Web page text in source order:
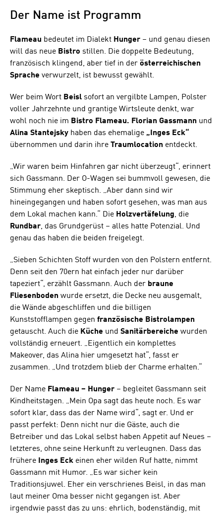
Der Name ist Programm
Flameau bedeutet im Dialekt Hunger – und genau diesen
will das neue Bistro stillen. Die doppelte Bedeutung,
französisch klingend, aber tief in der österreichischen
Sprache verwurzelt, ist bewusst gewählt.
Wer beim Wort Beisl sofort an vergilbte Lampen, Polster
voller Jahrzehnte und grantige Wirtsleute denkt, war
wohl noch nie im Bistro Flameau. Florian Gassmann und
Alina Stantejsky haben das ehemalige „Inges Eck“
übernommen und darin ihre Traumlocation entdeckt.
„Wir waren beim Hinfahren gar nicht überzeugt“, erinnert
sich Gassmann. Der O-Wagen sei bummvoll gewesen, die
Stimmung eher skeptisch. „Aber dann sind wir
hineingegangen und haben sofort gesehen, was man aus
dem Lokal machen kann.“ Die Holzvertäfelung, die
Rundbar, das Grundgerüst – alles hatte Potenzial. Und
genau das haben die beiden freigelegt.
„Sieben Schichten Stoff wurden von den Polstern entfernt.
Denn seit den 70ern hat einfach jeder nur darüber
tapeziert“, erzählt Gassmann. Auch der braune
Fliesenboden wurde ersetzt, die Decke neu ausgemalt,
die Wände abgeschliffen und die billigen
Kunststofflampen gegen französische Bistrolampen
getauscht. Auch die Küche und Sanitärbereiche wurden
vollständig erneuert. „Eigentlich ein komplettes
Makeover, das Alina hier umgesetzt hat“, fasst er
zusammen. „Und trotzdem blieb der Charme erhalten.“
Der Name Flameau – Hunger – begleitet Gassmann seit
Kindheitstagen. „Mein Opa sagt das heute noch. Es war
sofort klar, dass das der Name wird“, sagt er. Und er
passt perfekt: Denn nicht nur die Gäste, auch die
Betreiber und das Lokal selbst haben Appetit auf Neues –
letzteres, ohne seine Herkunft zu verleugnen. Dass das
frühere
Inges Eck einen eher wilden Ruf hatte, nimmt
Gassmann mit Humor. „Es war sicher kein
Traditionsjuwel. Eher ein verschrienes Beisl, in das man
laut meiner Oma besser nicht gegangen ist. Aber
irgendwie passt das zu uns: ehrlich, bodenständig, mit